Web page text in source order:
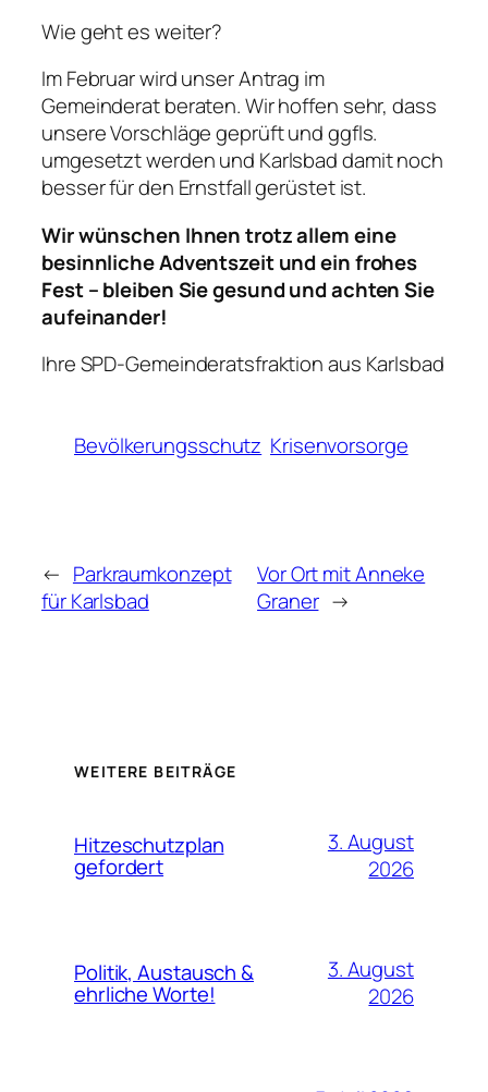
Wie geht es weiter?
Im Februar wird unser Antrag im
Gemeinderat beraten. Wir hoffen sehr, dass
unsere Vorschläge geprüft und ggfls.
umgesetzt werden und Karlsbad damit noch
besser für den Ernstfall gerüstet ist.
Wir wünschen Ihnen trotz allem eine
besinnliche Adventszeit und ein frohes
Fest – bleiben Sie gesund und achten Sie
aufeinander!
Ihre SPD-Gemeinderatsfraktion aus Karlsbad
Bevölkerungsschutz Krisenvorsorge
← Parkraumkonzept
für Karlsbad
Vor Ort mit Anneke
Graner →
WEITERE BEITRÄGE
Hitzeschutzplan
gefordert
3. August
2026
Politik, Austausch &
ehrliche Worte!
3. August
2026